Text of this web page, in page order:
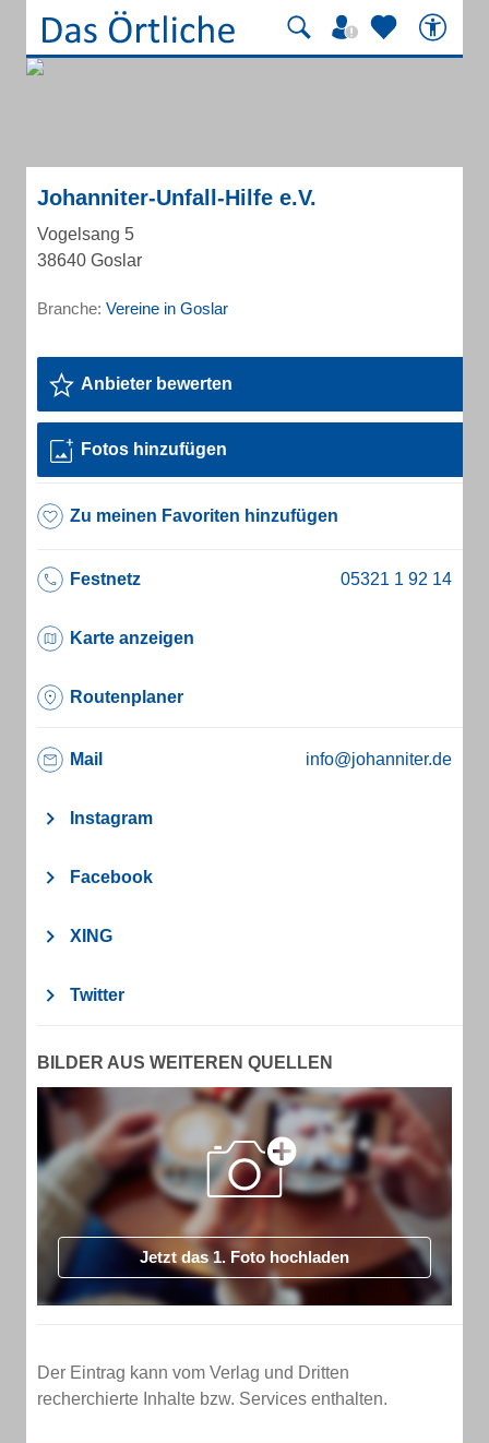
Johanniter-Unfall-Hilfe e.V.
Vogelsang 5
38640 Goslar
Branche: Vereine in Goslar
Anbieter bewerten
Fotos hinzufügen
Zu meinen Favoriten hinzufügen
Festnetz
Karte anzeigen
Routenplaner
Mail info@johanniter.de
Instagram
Facebook
XING
Twitter
BILDER AUS WEITEREN QUELLEN
Jetzt das 1. Foto hochladen
Der Eintrag kann vom Verlag und Dritten
recherchierte Inhalte bzw. Services enthalten.